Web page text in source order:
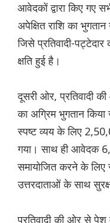
आवेदकों द्वारा किए गए
अपेक्षित राशि का
जिसे प्रतिवादी-
क्षति हुई है।
दूसरी ओर, प्रतिवादी
का अग्रिम भुगतान
स्पष्ट व्यय के लिए
गया। साथ ही आवेदक
समायोजित करने के लिए
उत्तरदाताओं के साथ
प्रतिवादी की ओर से